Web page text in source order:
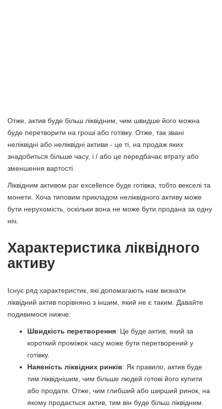
Отже, актив буде більш ліквідним, чим швидше його можна
буде перетворити на гроші або готівку. Отже, так звані
неліквідні або неліквідні активи - це ті, на продаж яких
знадобиться більше часу, і / або це передбачає втрату або
зменшення вартості.
Ліквідним активом par excellence буде готівка, тобто векселі та
монети. Хоча типовим прикладом неліквідного активу може
бути нерухомість, оскільки вона не може бути продана за одну
ніч.
Характеристика ліквідного
активу
Існує ряд характеристик, які допомагають нам визнати
ліквідний актив порівняно з іншим, який не є таким. Давайте
подивимося нижче:
Швидкість перетворення: Це буде актив, який за
короткий проміжок часу може бути перетворений у
готівку.
Наявність ліквідних ринків: Як правило, актив буде
тим ліквіднішим, чим більше людей готові його купити
або продати. Отже, чим глибший або ширший ринок, на
якому продається актив, тим він буде більш ліквідним.